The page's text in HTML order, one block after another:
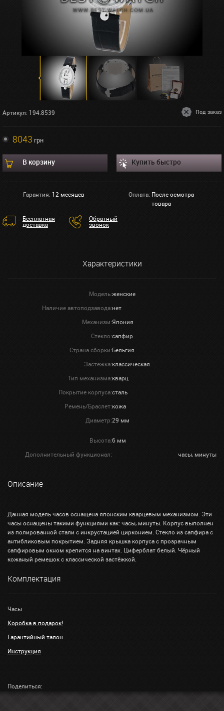
Артикул: 194.8539 Под заказ
8043 грн
В корзину Купить быстро
Гарантия: 12 месяцев Оплата: После осмотра
товара
Бесплатная
доставка
Обратный
звонок
Характеристики
Модель:женские
Наличие автоподзавода:нет
Механизм:Япония
Стекло:сапфир
Страна сборки:Бельгия
Застежка:классическая
Тип механизма:кварц
Покрытие корпуса:сталь
Ремень/Браслет:кожа
Диаметр:29 мм
Высота:6 мм
Дополнительный функционал:
часы, минуты
Описание
Данная модель часов оснащена японским кварцевым механизмом. Эти
часы оснащены такими функциями как: часы, минуты. Корпус выполнен
из полированной стали с инкрустацией цирконием. Стекло из сапфира с
антибликовым покрытием. Задняя крышка корпуса с прозрачным
сапфировым окном крепится на винтах. Циферблат белый. Чёрный
кожаный ремешок с классической застёжкой.
Комплектация
Часы
Коробка в подарок!
Гарантийный талон
Инструкция
Поделиться: